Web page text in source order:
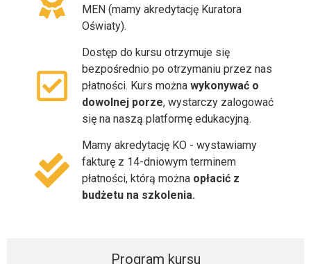
Program kursu
MEN (mamy akredytację Kuratora
Oświaty).
Dostęp do kursu otrzymuje się
bezpośrednio po otrzymaniu przez nas
płatności. Kurs można wykonywać o
dowolnej porze, wystarczy zalogować
się na naszą platformę edukacyjną.
Mamy akredytację KO - wystawiamy
fakturę z 14-dniowym terminem
płatności, którą możnaopłacić z
budżetu na szkolenia.